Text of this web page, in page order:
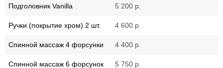
Подголовник Vanilla 5 200 р.
Ручки (покрытие хром) 2 шт. 4 600 р.
Спинной массаж 4 форсунки 4 400 р.
Спинной массаж 6 форсунок 5 750 р.